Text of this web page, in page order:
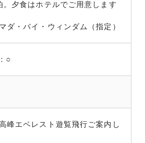
。夕食はホテルでご用意します
ダ・バイ・ウィンダム（指定）
○
峰エベレスト遊覧飛行ご案内し